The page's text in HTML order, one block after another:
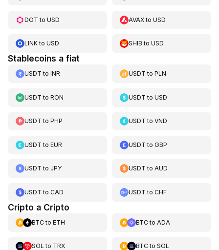
DOT to USD AVAXtoUSD
LINKto USD SHIB toUSD
Stablecoins a fiat
USDT to INR USDT toPLN
USDT to RON USDT toUSD
USDT to PHP USDT toVND
USDT to EUR USDT toGBP
USDT to JPY USDT toAUD
USDT to CAD USDT toCHF
Cripto a Cripto
BTCto ETH BTCto ADA
SOL to TRX BTCto SOL